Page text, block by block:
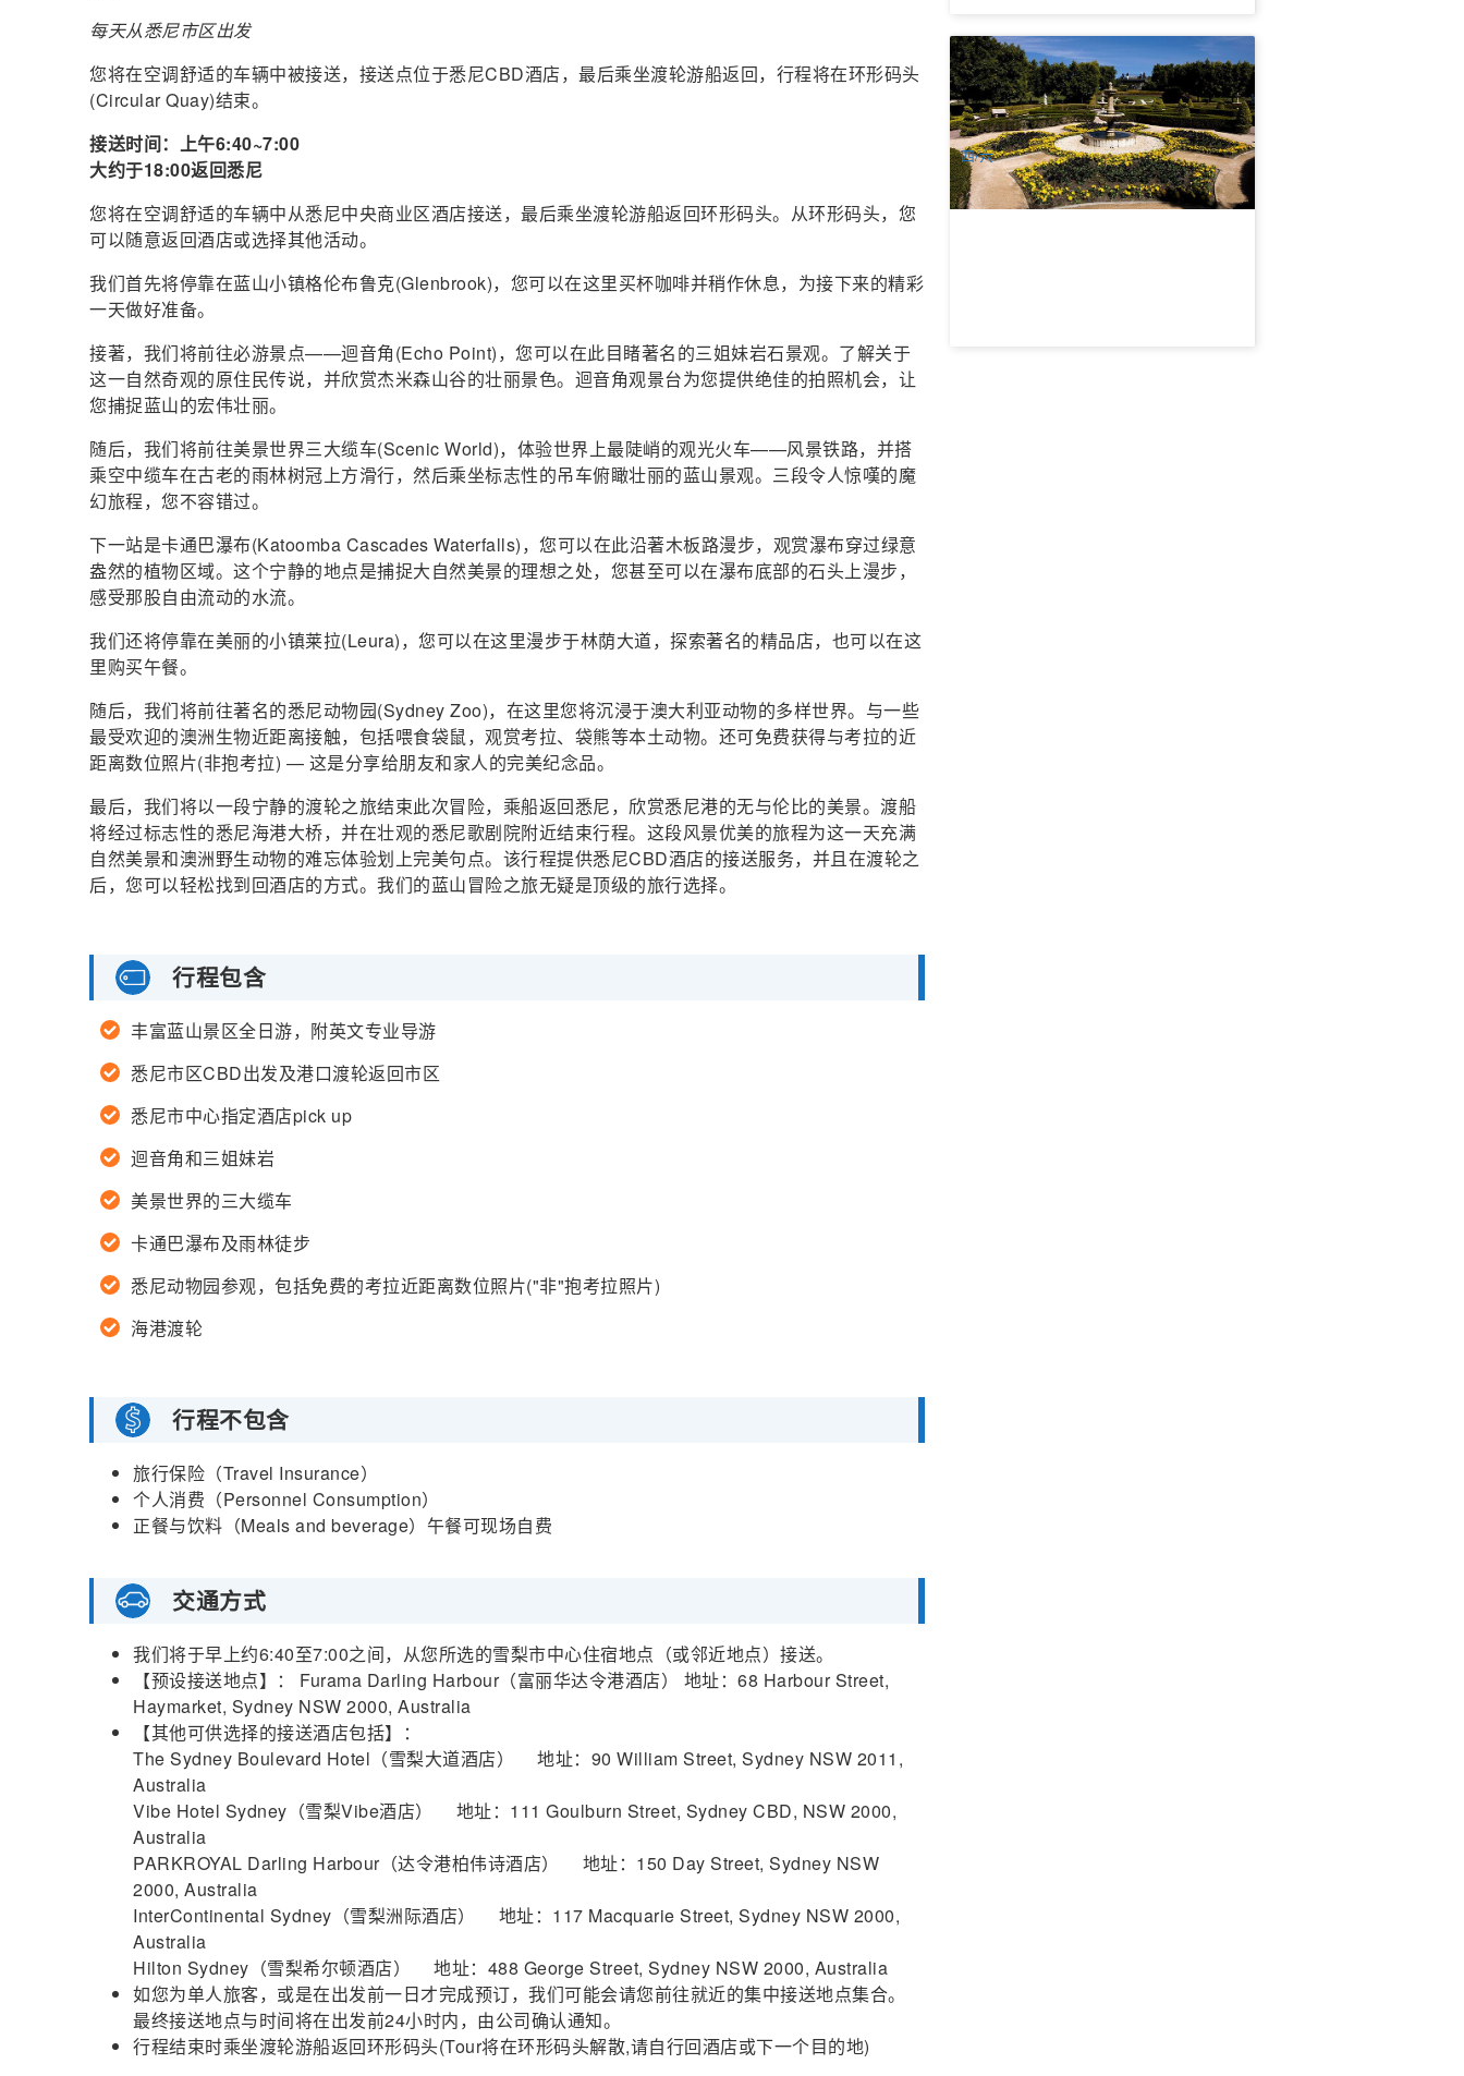
每天从悉尼市区出发
您将在空调舒适的车辆中被接送，接送点位于悉尼CBD酒店，最后乘坐渡轮游船返回，行程将在环形码头
(Circular Quay)结束。
接送时间：上午6:40~7:00
大约于18:00返回悉尼
您将在空调舒适的车辆中从悉尼中央商业区酒店接送，最后乘坐渡轮游船返回环形码头。从环形码头，您
可以随意返回酒店或选择其他活动。
我们首先将停靠在蓝山小镇格伦布鲁克(Glenbrook)，您可以在这里买杯咖啡并稍作休息，为接下来的精彩
一天做好准备。
接著，我们将前往必游景点——迴音角(Echo Point)，您可以在此目睹著名的三姐妹岩石景观。了解关于
这一自然奇观的原住民传说，并欣赏杰米森山谷的壮丽景色。迴音角观景台为您提供绝佳的拍照机会，让
您捕捉蓝山的宏伟壮丽。
随后，我们将前往美景世界三大缆车(Scenic World)，体验世界上最陡峭的观光火车——风景铁路，并搭
乘空中缆车在古老的雨林树冠上方滑行，然后乘坐标志性的吊车俯瞰壮丽的蓝山景观。三段令人惊嘆的魔
幻旅程，您不容错过。
下一站是卡通巴瀑布(Katoomba Cascades Waterfalls)，您可以在此沿著木板路漫步，观赏瀑布穿过绿意
盎然的植物区域。这个宁静的地点是捕捉大自然美景的理想之处，您甚至可以在瀑布底部的石头上漫步，
感受那股自由流动的水流。
我们还将停靠在美丽的小镇莱拉(Leura)，您可以在这里漫步于林荫大道，探索著名的精品店，也可以在这
里购买午餐。
随后，我们将前往著名的悉尼动物园(Sydney Zoo)，在这里您将沉浸于澳大利亚动物的多样世界。与一些
最受欢迎的澳洲生物近距离接触，包括喂食袋鼠，观赏考拉、袋熊等本土动物。还可免费获得与考拉的近
距离数位照片(非抱考拉) — 这是分享给朋友和家人的完美纪念品。
最后，我们将以一段宁静的渡轮之旅结束此次冒险，乘船返回悉尼，欣赏悉尼港的无与伦比的美景。渡船
将经过标志性的悉尼海港大桥，并在壮观的悉尼歌剧院附近结束行程。这段风景优美的旅程为这一天充满
自然美景和澳洲野生动物的难忘体验划上完美句点。该行程提供悉尼CBD酒店的接送服务，并且在渡轮之
后，您可以轻松找到回酒店的方式。我们的蓝山冒险之旅无疑是顶级的旅行选择。
行程包含
丰富蓝山景区全日游，附英文专业导游
悉尼市区CBD出发及港口渡轮返回市区
悉尼市中心指定酒店pick up
迴音角和三姐妹岩
美景世界的三大缆车
卡通巴瀑布及雨林徒步
悉尼动物园参观，包括免费的考拉近距离数位照片("非"抱考拉照片)
海港渡轮
行程不包含
旅行保险（Travel Insurance）
个人消费（Personnel Consumption）
正餐与饮料（Meals and beverage）午餐可现场自费
交通方式
我们将于早上约6:40至7:00之间，从您所选的雪梨市中心住宿地点（或邻近地点）接送。
【预设接送地点】： Furama Darling Harbour（富丽华达令港酒店） 地址：68 Harbour Street,
Haymarket, Sydney NSW 2000, Australia
【其他可供选择的接送酒店包括】：
The Sydney Boulevard Hotel（雪梨大道酒店） 地址：90 William Street, Sydney NSW 2011,
Australia
Vibe Hotel Sydney（雪梨Vibe酒店） 地址：111 Goulburn Street, Sydney CBD, NSW 2000,
Australia
PARKROYAL Darling Harbour（达令港柏伟诗酒店） 地址：150 Day Street, Sydney NSW
2000, Australia
InterContinental Sydney（雪梨洲际酒店） 地址：117 Macquarie Street, Sydney NSW 2000,
Australia
Hilton Sydney（雪梨希尔顿酒店） 地址：488 George Street, Sydney NSW 2000, Australia
如您为单人旅客，或是在出发前一日才完成预订，我们可能会请您前往就近的集中接送地点集合。
最终接送地点与时间将在出发前24小时内，由公司确认通知。
行程结束时乘坐渡轮游船返回环形码头(Tour将在环形码头解散,请自行回酒店或下一个目的地)
猎人谷花园村及酒庄美酒美景一日游 | 悉
尼出发 (含午餐) 英文
874 已预订
AUD $175.00 $188.00
SYD04178
四/六